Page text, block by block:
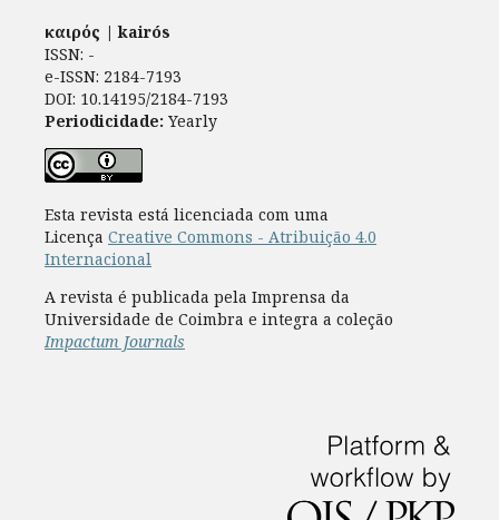
καιρός | kairós
ISSN: -
e-ISSN: 2184-7193
DOI: 10.14195/2184-7193
Periodicidade: Yearly
Esta revista está licenciada com uma
Licença Creative Commons - Atribuição 4.0
Internacional
A revista é publicada pela Imprensa da
Universidade de Coimbra e integra a coleção
Impactum Journals